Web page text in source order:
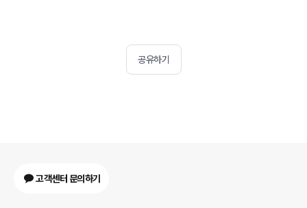
공유하기
고객센터 문의하기